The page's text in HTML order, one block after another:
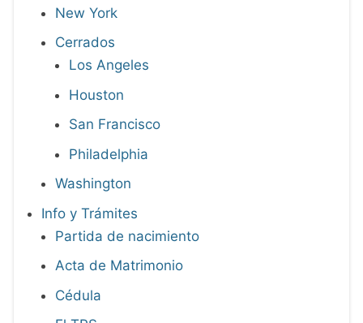
New York
Cerrados
Los Angeles
Houston
San Francisco
Philadelphia
Washington
Info y Trámites
Partida de nacimiento
Acta de Matrimonio
Cédula